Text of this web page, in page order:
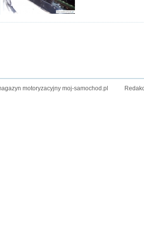
motoryzacyjny moj-samochod.pl